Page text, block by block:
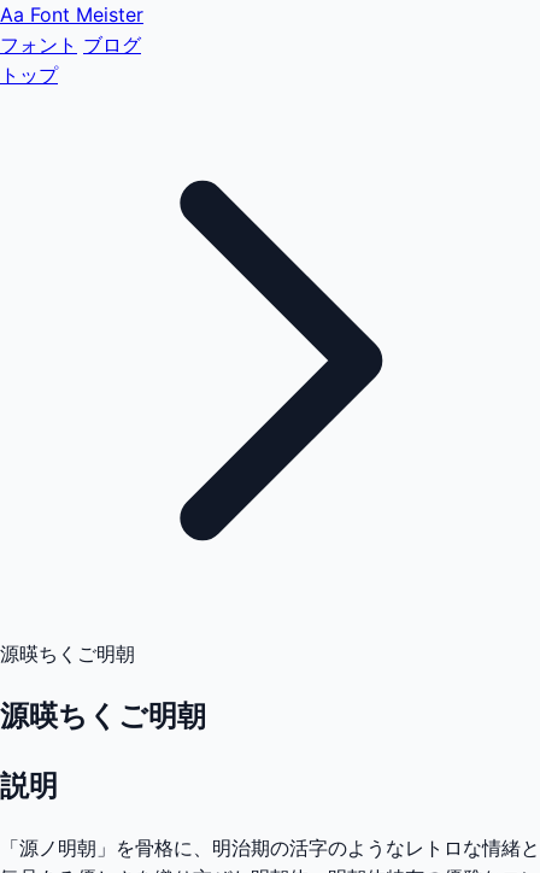
Aa Font Meister
フォント ブログ
トップ
源暎ちくご明朝
源暎ちくご明朝
説明
「源ノ明朝」を骨格に、明治期の活字のようなレトロな情緒と